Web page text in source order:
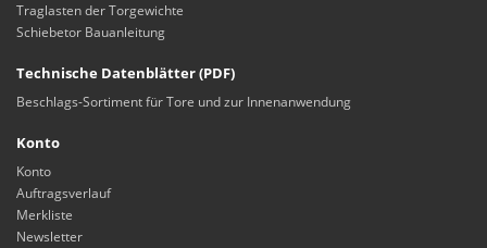
Traglasten der Torgewichte
Schiebetor Bauanleitung
Technische Datenblätter (PDF)
Beschlags-Sortiment für Tore und zur Innenanwendung
Konto
Konto
Auftragsverlauf
Merkliste
Newsletter